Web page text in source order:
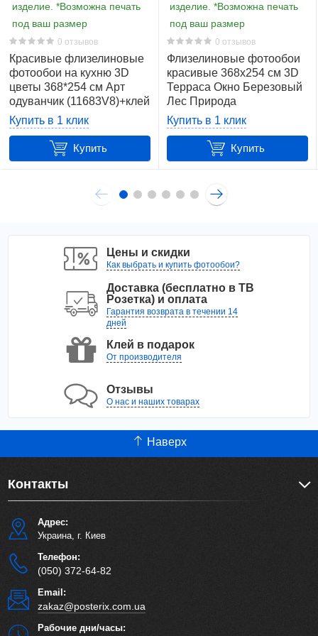
Обратите внимание! Цветопередача на дисплее
Вашего устройства и цвета фотообоев могут
отличаться!
изделие. *Возможна печать
под ваш размер
0 отзывов
Красивые флизелиновые
фотообои на кухню 3D
цветы 368*254 см Арт
одуванчик (11683V8)+клей
Купить в 1 клик
Купить
изделие. *Возможна печать
под ваш размер
0 отзывов
Флизелиновые фотообои
красивые 368x254 см 3D
Терраса Окно Березовый
Лес Природа
(14239V8)+клей
Купить в 1 клик
Купить
Цены и скидки
Как выбрать и купить фотообои?
Доставка (бесплатно в ТВ
Розетка) и оплата
Гарантия возврата в течении 14
дней
Клей в подарок
От производителя
Отзывы
О нас и наших товарах
Наверх
Контакты
Адрес:
Украина, г. Киев
Телефон:
(050) 372-64-82
Email:
zakaz@posterix.com.ua
Рабочие дни/часы: